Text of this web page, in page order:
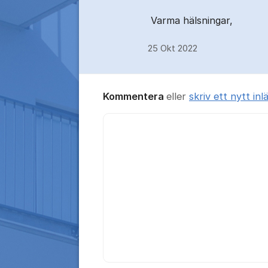
Varma hälsningar,
25 Okt 2022
Kommentera eller skriv ett nytt